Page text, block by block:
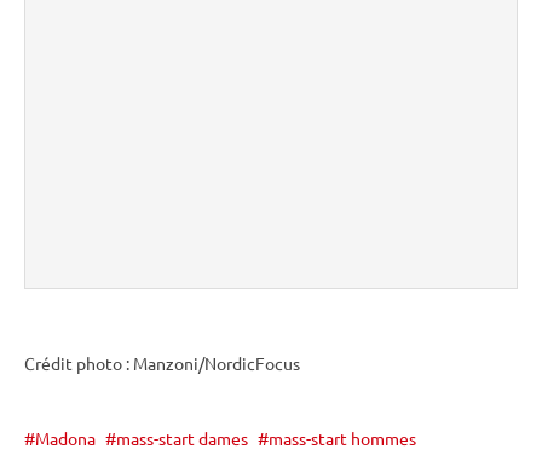
Crédit photo : Manzoni/NordicFocus
Madona mass-start dames mass-start hommes